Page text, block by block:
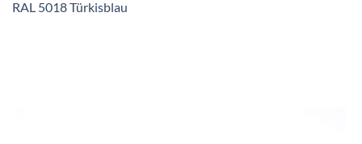
RAL 5018 Türkisblau